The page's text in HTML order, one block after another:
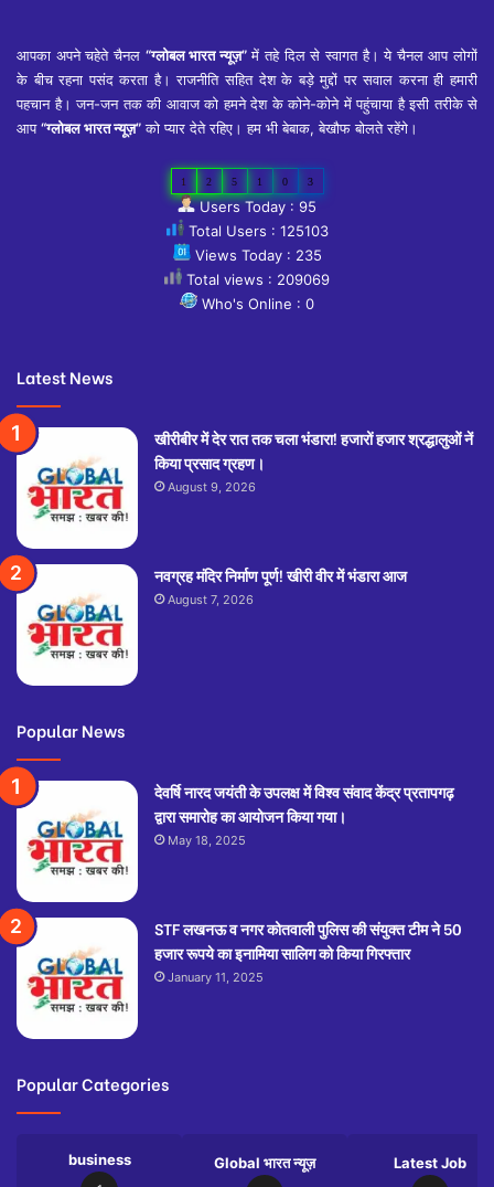
आपका अपने चहेते चैनल “ग्लोबल भारत न्यूज़”में तहे दिल से स्वागत है। ये चैनल आप लोगों
के बीच रहना पसंद करता है। राजनीति सहित देश के बड़े मुद्दों पर सवाल करना ही हमारी
पहचान है। जन-जन तक की आवाज को हमने देश के कोने-कोने में पहुंचाया है इसी तरीके से
आप“ग्लोबल भारत न्यूज़”को प्यार देते रहिए। हम भी बेबाक, बेखौफ बोलते रहेंगे।
1 2 5 1 0 3
Users Today : 95
Total Users : 125103
Views Today : 235
Total views : 209069
Who's Online : 0
Latest News
खीरीबीर में देर रात तक चला भंडारा! हजारों हजार श्रद्धालुओं नें
किया प्रसाद ग्रहण।
August 9, 2026
नवग्रह मंदिर निर्माण पूर्ण! खीरी वीर में भंडारा आज
August 7, 2026
Popular News
देवर्षि नारद जयंती के उपलक्ष में विश्व संवाद केंद्र प्रतापगढ़
द्वारा समारोह का आयोजन किया गया।
May 18, 2025
STF लखनऊ व नगर कोतवाली पुलिस की संयुक्त टीम ने 50
हजार रूपये का इनामिया सालिग को किया गिरफ्तार
January 11, 2025
Popular Categories
business Global भारत न्यूज़ Latest Job